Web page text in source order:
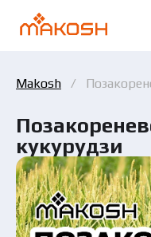
Makosh
кукурудзи